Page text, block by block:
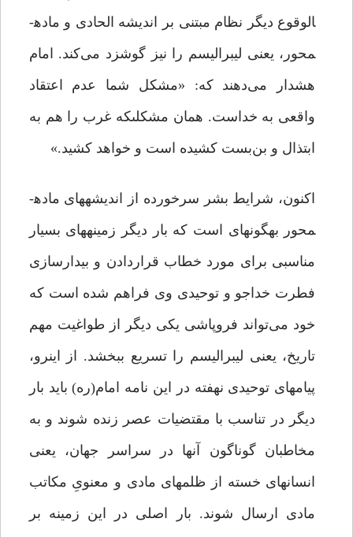
الوقوع دیگر نظام مبتنی بر اندیشه الحادی و ماده­
محور، یعنی لیبرالیسم را نیز گوشزد می‌کند. امام
هشدار می‌دهند که: «مشکل شما عدم اعتقاد
واقعى به خداست. همان مشکلى­که غرب را هم به
ابتذال و بن‌بست کشیده است و خواهد کشید.»
اکنون، شرایط بشر سرخورده از اندیشه­های ماده­
محور به­گونه­ای است که بار دیگر زمینه­های بسیار
مناسبی برای مورد خطاب قراردادن و بیدارسازی
فطرت خداجو و توحیدی وی فراهم شده است که
خود می‌تواند فروپاشی یکی دیگر از طواغیت مهم
تاریخ، یعنی لیبرالیسم را تسریع ببخشد. از این­رو،
پیام­های توحیدی نهفته در این نامه امام­(ره) باید بار
دیگر در تناسب با مقتضیات عصر زنده شوند و به
مخاطبان گوناگون‌ آنها در سراسر جهان، یعنی
انسان­های خسته از ظلم­های مادی و معنویِ مکاتب
مادی ارسال شوند. بار اصلی در این زمینه بر